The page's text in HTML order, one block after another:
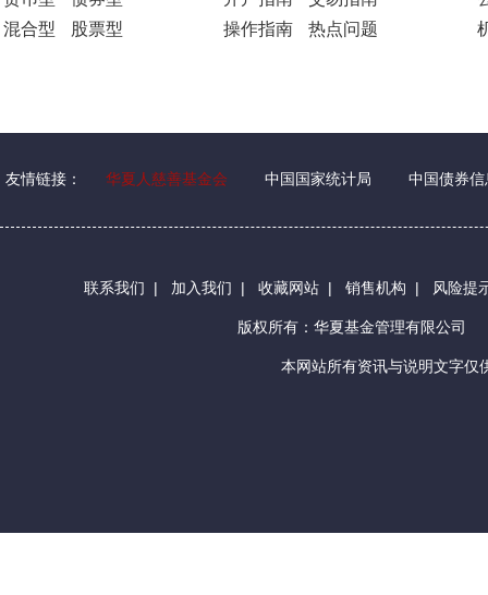
混合型
股票型
操作指南
热点问题
友情链接： 华夏人慈善基金会 中国国家统计局 中国债券信
联系我们 | 加入我们 | 收藏网站 | 销售机构 | 风险提
版权所有：华夏基金管理有限公司
本网站所有资讯与说明文字仅